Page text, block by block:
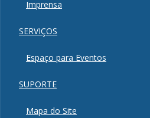
Imprensa
SERVIÇOS
Espaço para Eventos
SUPORTE
Mapa do Site